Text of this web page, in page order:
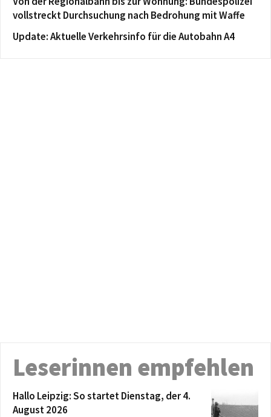
vollstreckt Durchsuchung nach Bedrohung mit Waffe
Update: Aktuelle Verkehrsinfo für die Autobahn A4
Leserinnen empfehlen
Hallo Leipzig: So startet Dienstag, der 4.
August 2026